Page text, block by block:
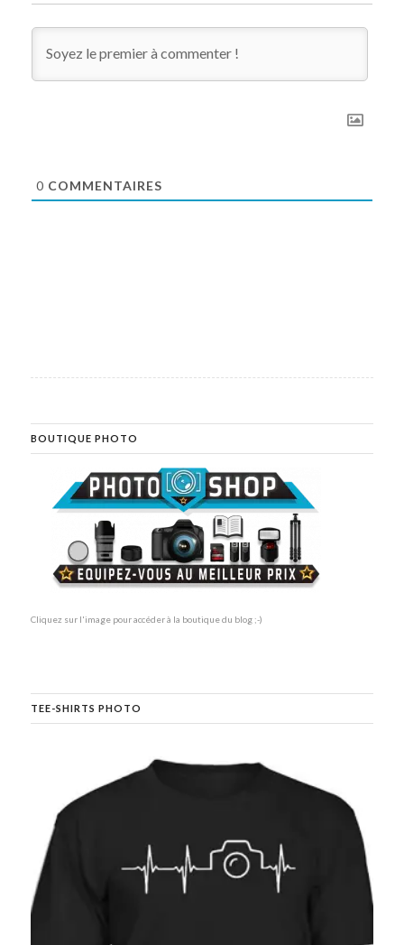
0 COMMENTAIRES
BOUTIQUE PHOTO
Cliquez sur l'image pour accéder à la boutique du blog ;-)
TEE-SHIRTS PHOTO